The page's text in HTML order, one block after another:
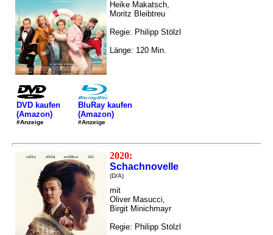
Heike Makatsch,
Moritz Bleibtreu
Regie: Philipp Stölzl
Länge: 120 Min.
DVD kaufen
(Amazon)
#Anzeige
BluRay kaufen
(Amazon)
#Anzeige
2020:
Schachnovelle
(D/A)
mit
Oliver Masucci,
Birgit Minichmayr
Regie: Philipp Stölzl